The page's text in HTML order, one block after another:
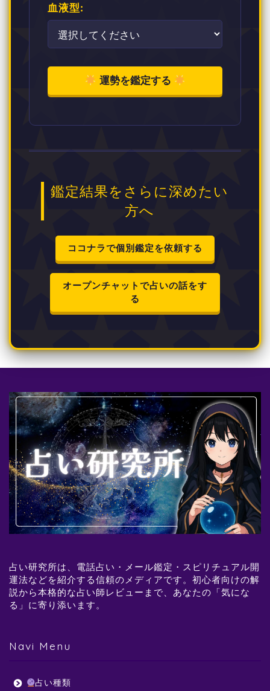
血液型:
運勢を鑑定する
鑑定結果をさらに深めたい
方へ
ココナラで個別鑑定を依頼する
オープンチャットで占いの話をす
る
占い研究所は、電話占い・メール鑑定・スピリチュアル開
運法などを紹介する信頼のメディアです。初心者向けの解
説から本格的な占い師レビューまで、あなたの「気にな
る」に寄り添います。
Navi Menu
占い種類